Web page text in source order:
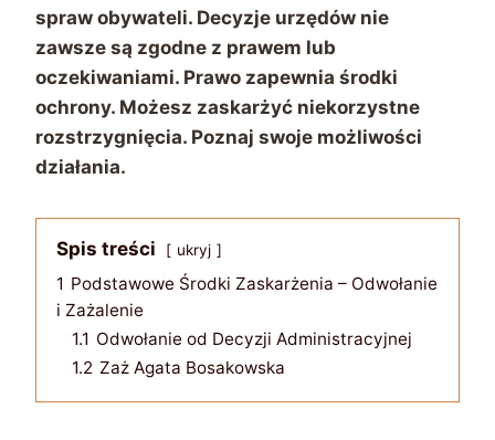
spraw obywateli. Decyzje urzędów nie
zawsze są zgodne z prawem lub
oczekiwaniami. Prawo zapewnia środki
ochrony. Możesz zaskarżyć niekorzystne
rozstrzygnięcia. Poznaj swoje możliwości
działania.
Spis treści ukryj
1 Podstawowe Środki Zaskarżenia – Odwołanie
i Zażalenie
1.1 Odwołanie od Decyzji Administracyjnej
1.2 Zaż Agata Bosakowska